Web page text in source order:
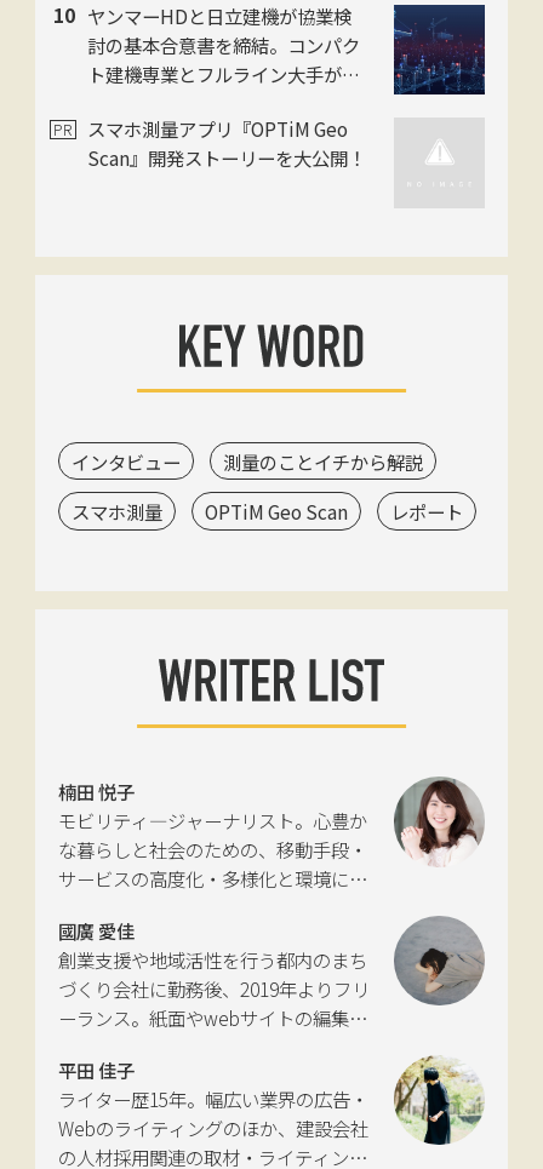
ン・日本工営の3社
ヤンマーHDと日立建機が協業検
討の基本合意書を締結。コンパク
ト建機専業とフルライン大手がタ
スマホ測量アプリ『OPTiM Geo
Scan』開発ストーリーを大公開！
インタビュー
測量のことイチから解説
スマホ測量
OPTiM Geo Scan レポート
楠田 悦子
モビリティ―ジャーナリスト。心豊か
な暮らしと社会のための、移動手段・
サービスの高度化・多様化と環境につ
新聞社モビリティビジネス専門誌
『LIGARE』初代編集長を経て、2013年
に独立。国土交通省の「自転車の活用
推進に向けた有識者会議」、「交通政
共交通部会」、「MaaS関連データ検
討会」、SIP第2期自動運転（システム
とサービスの拡張）ピアレビュー委員
國廣 愛佳
創業支援や地域活性を行う都内のまち
づくり会社に勤務後、2019年よりフリ
ーランス。紙面やwebサイトの編集、
どの執筆を中心に、ジャンルを問わず
活動。四国にある築100年の実家をど
う生かすかが長年の悩み。
平田 佳子
ライター歴15年。幅広い業界の広告・
Webのライティングのほか、建設会社
の人材採用関連の取材・ライティング